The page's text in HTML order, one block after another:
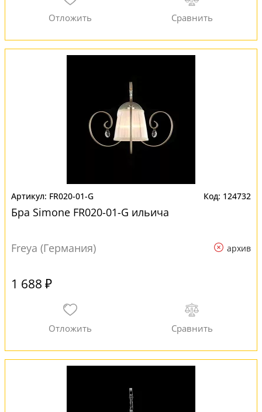
FR020-01-G 124732
Бра Simone FR020-01-G ильича
Freya (Германия) архив
1 688 ₽